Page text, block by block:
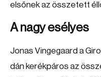
elsőnek az összetett
A nagy esélyes
Jonas Vingegaard a
dán kerékpáros az